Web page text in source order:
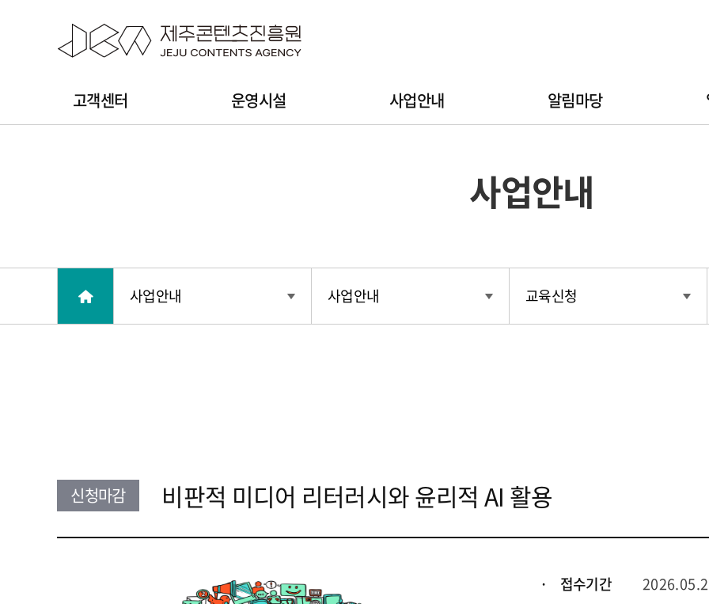
고객센터 운영시설 사업안내 알림마당
사업안내
사업안내 사업안내 교육신청
신청마감 비판적 미디어 리터러시와 윤리적 AI 활용
· 접수기간